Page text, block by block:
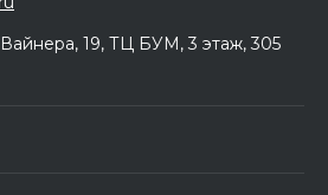
Вайнера, 19, ТЦ БУМ, 3 этаж, 305